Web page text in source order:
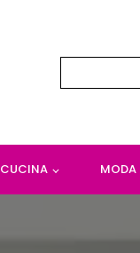
CUCINA MODA